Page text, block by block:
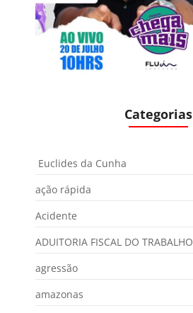
Categorias
Euclides da Cunha
ação rápida
Acidente
ADUITORIA FISCAL DO TRABALHO
agressão
amazonas